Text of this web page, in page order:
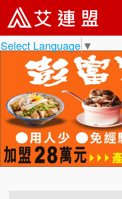
Select Language ▼